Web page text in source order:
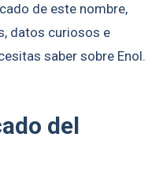
de este nombre,
datos curiosos e
saber sobre Enol.
del